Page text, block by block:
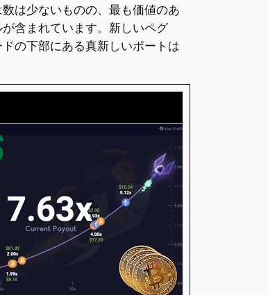
は少ないものの、最も価値のあ
含まれています。新しいペグ
の下部にある真新しいポートは